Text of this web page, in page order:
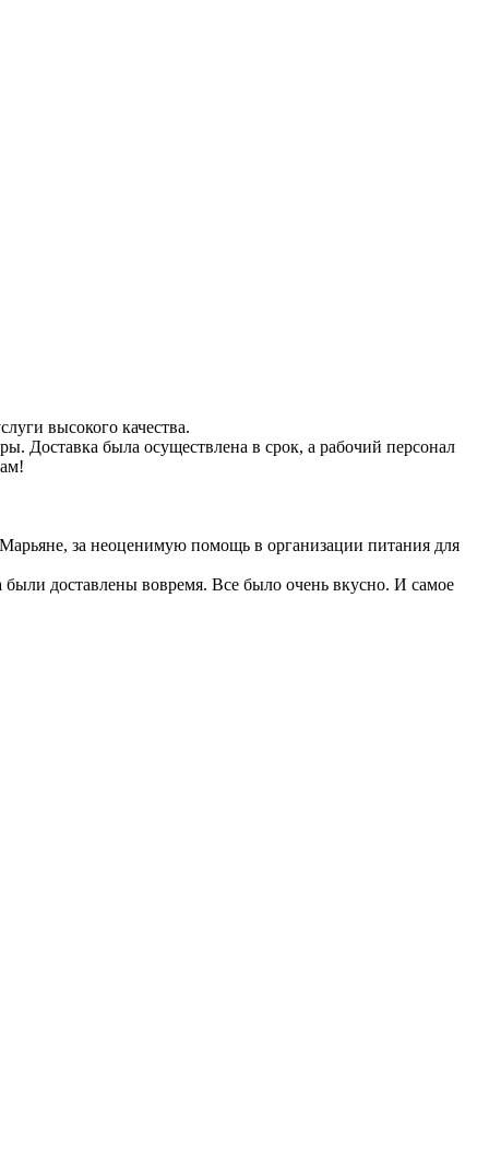
высокого качества.
Доставка была осуществлена в срок, а рабочий персонал
за неоценимую помощь в организации питания для
доставлены вовремя. Все было очень вкусно. И самое